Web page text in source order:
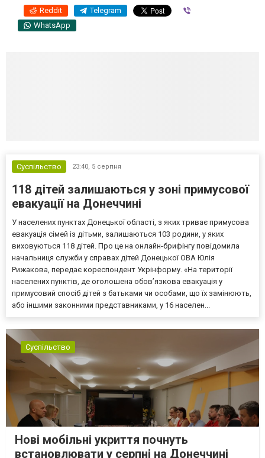
Reddit Telegram
WhatsApp
Суспільство 23:40, 5 серпня
118 дітей залишаються у зоні примусової
евакуації на Донеччині
У населених пунктах Донецької області, з яких триває примусова
евакуація сімей із дітьми, залишаються 103 родини, у яких
виховуються 118 дітей. Про це на онлайн-брифінгу повідомила
начальниця служби у справах дітей Донецької ОВА Юлія
Рижакова, передає кореспондент Укрінформу. «На території
населених пунктів, де оголошена обов’язкова евакуація у
примусовий спосіб дітей з батьками чи особами, що їх замінюють,
або іншими законними представниками, у 16 населен...
Суспільство
Нові мобільні укриття почнуть
встановлювати у серпні на Донеччині